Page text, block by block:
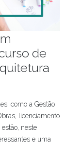
de
como a Gestão
licenciamento
neste
e uma